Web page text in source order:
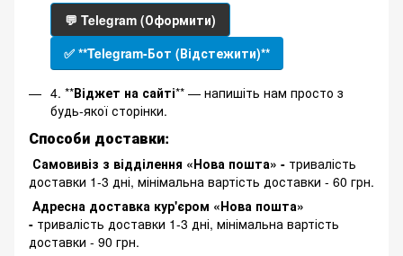
💬 Telegram (Оформити)
✅ **Telegram-Бот (Відстежити)**
4. **Віджет на сайті** — напишіть нам просто з
будь-якої сторінки.
Способи доставки:
Самовивіз з відділення «Нова пошта» - тривалість
доставки 1-3 дні, мінімальна вартість доставки - 60 грн.
Адресна доставка кур'єром «Нова пошта»
- тривалість доставки 1-3 дні, мінімальна вартість
доставки - 90 грн.